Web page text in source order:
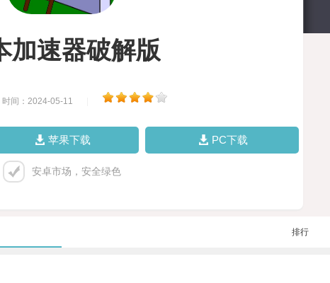
加速器破解版
时间：2024-05-11
苹果下载 PC下载
安卓市场，安全绿色
排行